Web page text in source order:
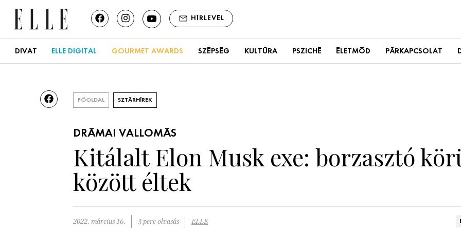
HÍRLEVÉL
DIVAT ELLE DIGITAL GOURMET AWARDS SZÉPSÉG KULTÚRA PSZICHÉ ÉLETMÓD PÁRKAPCSOLAT
FŐOLDAL SZTÁRHÍREK
DRÁMAI VALLOMÁS
Kitálalt Elon Musk exe: borzasztó
között éltek
2022. március 16. 3 perc olvasás ELLE